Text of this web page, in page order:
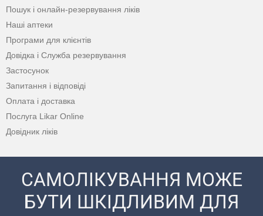
Пошук і онлайн-резервування ліків
Наші аптеки
Програми для клієнтів
Довідка і Служба резервування
Застосунок
Запитання і відповіді
Оплата і доставка
Послуга Likar Online
Довідник ліків
САМОЛІКУВАННЯ МОЖЕ
БУТИ ШКІДЛИВИМ ДЛЯ